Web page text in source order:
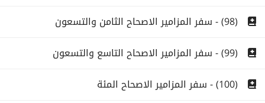
(98) - سفر المزامير الاصحاح الثامن والتسعون
(99) - سفر المزامير الاصحاح التاسع والتسعون
(100) - سفر المزامير الاصحاح المئة